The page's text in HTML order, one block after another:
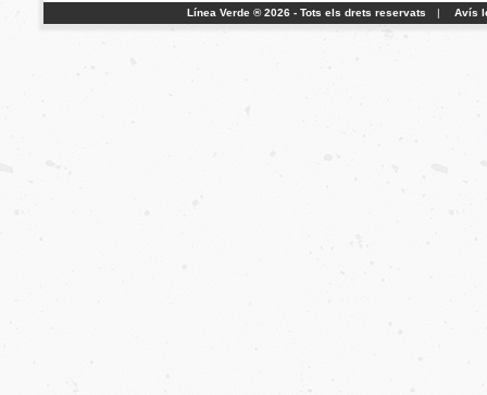
Línea Verde ® 2026 - Tots els drets reservats | Avís